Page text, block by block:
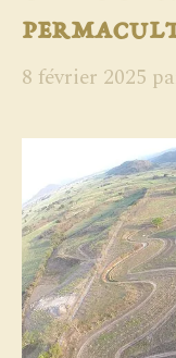
8 février 2025